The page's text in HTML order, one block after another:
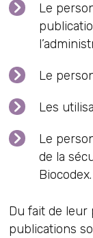
Le
Le
Les
Le
de la
Biocodex.
Du fait de leur
publications